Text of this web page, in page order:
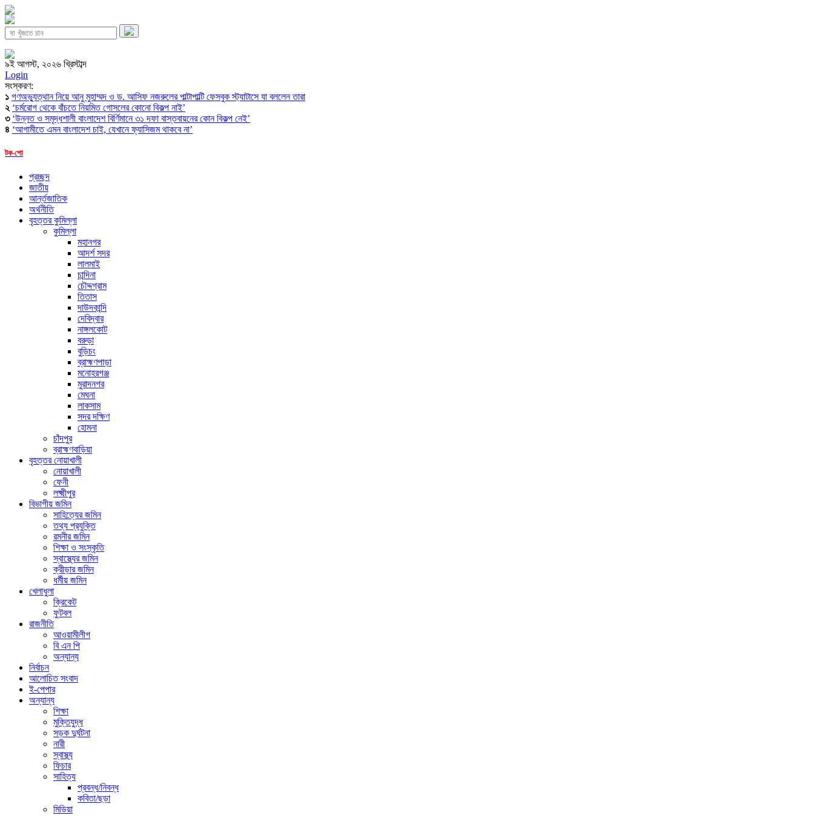
৯ই আগস্ট, ২০২৬ খ্রিস্টাব্দ
Login
সংস্করণ:
১ গণঅভ্যুত্থান নিয়ে আনু মুহাম্মদ ও ড. আসিফ নজরুলের পাল্টাপাল্টি ফেসবুক স্ট্যাটাসে যা বললেন তারা
২ ‘চর্মরোগ থেকে বাঁচতে নিয়মিত গোসলের কোনো বিকল্প নাই’
৩ ‘উন্নত ও সমৃদ্ধশালী বাংলাদেশ বির্ণিমানে ৩১ দফা বাস্তবায়নের কোন বিকল্প নেই’
৪ ‘আগামীতে এমন বাংলাদেশ চাই, যেখানে ফ্যাসিজম থাকবে না’
টক-শো
প্রচ্ছদ
জাতীয়
আর্ন্তজাতিক
অর্থনীতি
বৃহত্তর কুমিল্লা
কুমিল্লা
মহানগর
আদর্শ সদর
লালমাই
চান্দিনা
চৌদ্দগ্রাম
তিতাস
দাউদকান্দি
দেবিদ্বার
নাঙ্গলকোট
বরুড়া
বুড়িচং
ব্রাহ্মণপাড়া
মনোহরগঞ্জ
মুরাদনগর
মেঘনা
লাকসাম
সদর দক্ষিণ
হোমনা
চাঁদপুর
ব্রাহ্মণবাড়িয়া
বৃহত্তর নোয়াখালী
নোয়াখালী
ফেনী
লক্ষ্মীপুর
বিভাগীয় জমিন
সাহিত্যের জমিন
তথ্য প্রযুক্তি
রমনীর জমিন
শিক্ষা ও সংস্কৃতি
স্বাস্থ্যের জমিন
ক্রীড়ার জমিন
ধর্মীয় জমিন
খেলাধুলা
ক্রিকেট
ফুটবল
রাজনীতি
আওয়ামীলীগ
বি এন পি
অন্যান্য
নির্বাচন
আলোচিত সংবাদ
ই-পেপার
অন্যান্য
শিক্ষা
মুক্তিযুদ্ধ
সড়ক দুর্ঘটনা
নারী
স্বাস্থ্য
ফিচার
সাহিত্য
প্রবন্ধ/নিবন্ধ
কবিতা/ছড়া
মিডিয়া